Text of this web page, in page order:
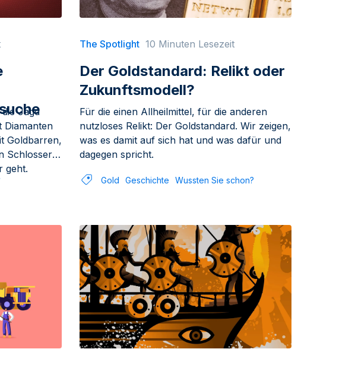
Jagd
Diamanten
Goldbarren,
Schlosser
geht.
The Spotlight 10 Minuten Lesezeit
Der Goldstandard: Relikt oder
Zukunftsmodell?
Für die einen Allheilmittel, für die anderen
nutzloses Relikt: Der Goldstandard. Wir zeigen,
was es damit auf sich hat und was dafür und
dagegen spricht.
Gold Geschichte Wussten Sie schon?